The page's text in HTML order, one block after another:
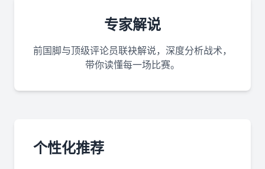
专家解说
前国脚与顶级评论员联袂解说，深度分析战术，
带你读懂每一场比赛。
个性化推荐